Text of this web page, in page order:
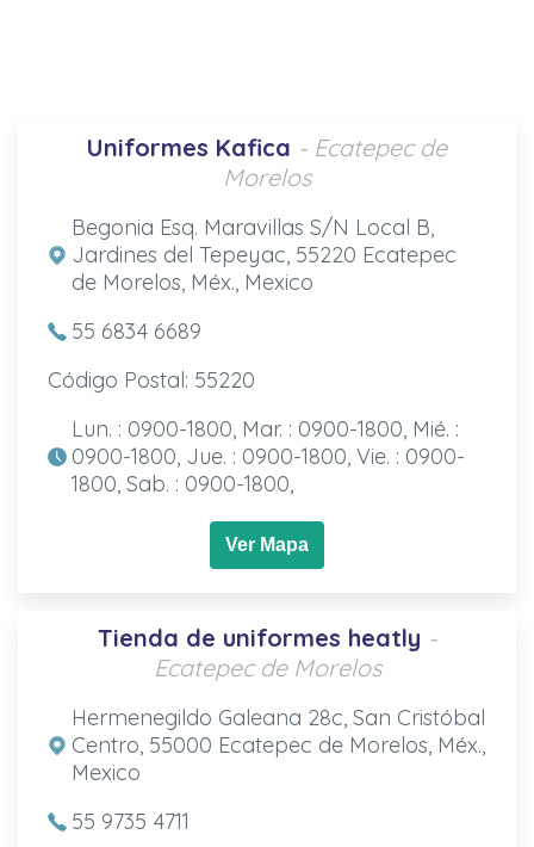
Uniformes Kafica - Ecatepec de
Morelos
Begonia Esq. Maravillas S/N Local B,
Jardines del Tepeyac, 55220 Ecatepec
de Morelos, Méx., Mexico
55 6834 6689
Código Postal: 55220
Lun. : 0900-1800, Mar. : 0900-1800, Mié. :
0900-1800, Jue. : 0900-1800, Vie. : 0900-
1800, Sab. : 0900-1800,
Ver Mapa
Tienda de uniformes heatly -
Ecatepec de Morelos
Hermenegildo Galeana 28c, San Cristóbal
Centro, 55000 Ecatepec de Morelos, Méx.,
Mexico
55 9735 4711